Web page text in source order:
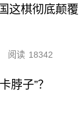
这棋彻底颠覆
阅读 18342
脖子”？